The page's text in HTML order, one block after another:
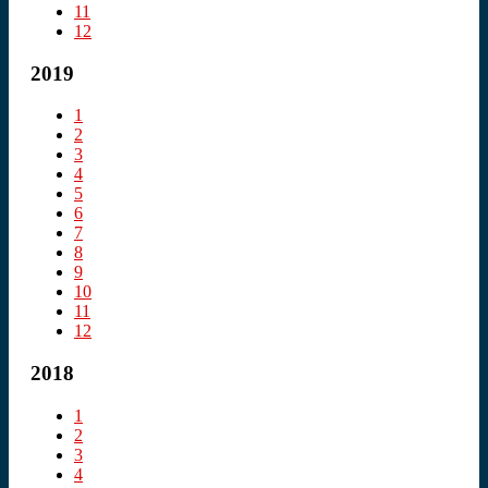
11
12
2019
1
2
3
4
5
6
7
8
9
10
11
12
2018
1
2
3
4